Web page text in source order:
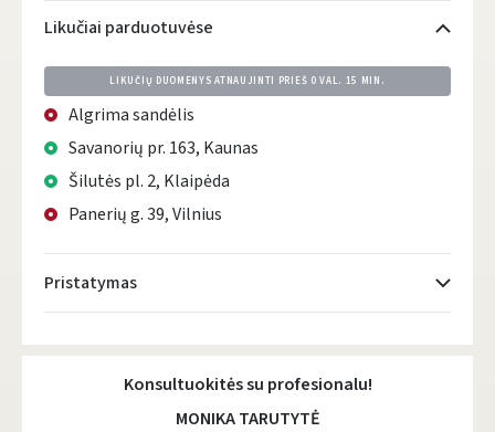
Likučiai parduotuvėse
LIKUČIŲ DUOMENYS ATNAUJINTI PRIEŠ 0 VAL. 15 MIN.
Algrima sandėlis
Savanorių pr. 163, Kaunas
Šilutės pl. 2, Klaipėda
Panerių g. 39, Vilnius
Pristatymas
Atsiėmimo taškai- 0.00 €
DPD kurjeris - 5.00 €
Konsultuokitės su profesionalu!
MONIKA TARUTYTĖ